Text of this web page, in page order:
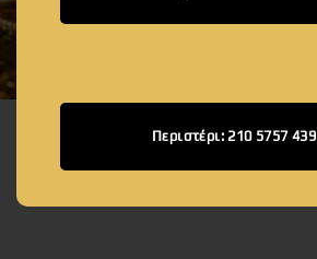
Περιστέρι: 210 5757 439